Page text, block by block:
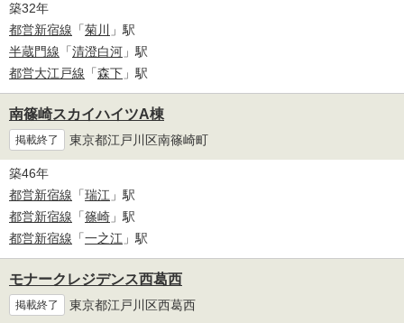
築32年
都営新宿線 「菊川
」駅
半蔵門線 「清澄白河 」駅
都営大江戸線 「森下 」駅
南篠崎スカイハイツA棟
掲載終了 東京都江戸川区南篠崎町
築46年
都営新宿線 「瑞江 」駅
都営新宿線 「篠崎 」駅
都営新宿線 「一之江 」駅
モナークレジデンス西葛西
掲載終了 東京都江戸川区西葛西